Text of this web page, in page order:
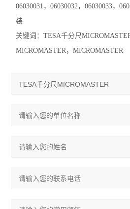
06030031 ，06030032，06030033，
装
关键词：TESA千分尺
MICROMASTER，MICROMASTER